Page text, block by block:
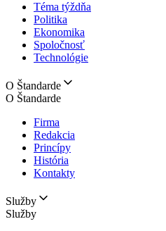
Téma týždňa
Politika
Ekonomika
Spoločnosť
Technológie
O Štandarde
O Štandarde
Firma
Redakcia
Princípy
História
Kontakty
Služby
Služby